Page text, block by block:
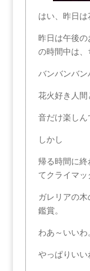
はい、昨日は
昨日は午後
の時間中は
バンバンバン
花火好き人間
音だけ楽しん
しかし
帰る時間に
てクライマッ
ガレリアの
鑑賞。
わあ～いいわ
やっぱりいい